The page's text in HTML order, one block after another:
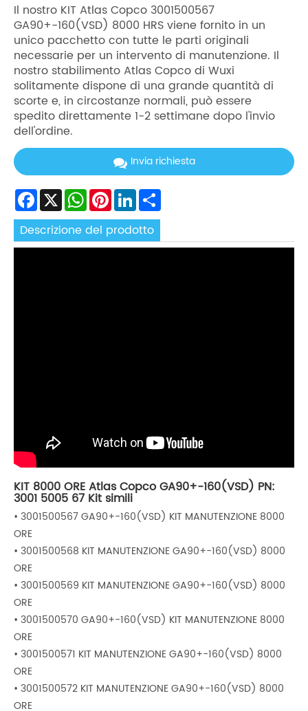
Il nostro KIT Atlas Copco 3001500567
GA90+-160(VSD) 8000 HRS viene fornito in un
unico pacchetto con tutte le parti originali
necessarie per un intervento di manutenzione. Il
nostro stabilimento Atlas Copco di Wuxi
solitamente dispone di una grande quantità di
scorte e, in circostanze normali, può essere
spedito direttamente 1-2 settimane dopo l'invio
dell'ordine.
Invia richiesta
Facebook
X WhatsApp
Pinterest
LinkedIn
Descrizione del prodotto
KIT 8000 ORE Atlas Copco GA90+-160(VSD) PN:
3001 5005 67 Kit simili
• 3001500567 GA90+-160(VSD) KIT MANUTENZIONE 8000
ORE
• 3001500568 KIT MANUTENZIONE GA90+-160(VSD) 8000
ORE
• 3001500569 KIT MANUTENZIONE GA90+-160(VSD) 8000
ORE
• 3001500570 GA90+-160(VSD) KIT MANUTENZIONE 8000
ORE
• 3001500571 KIT MANUTENZIONE GA90+-160(VSD) 8000
ORE
• 3001500572 KIT MANUTENZIONE GA90+-160(VSD) 8000
ORE